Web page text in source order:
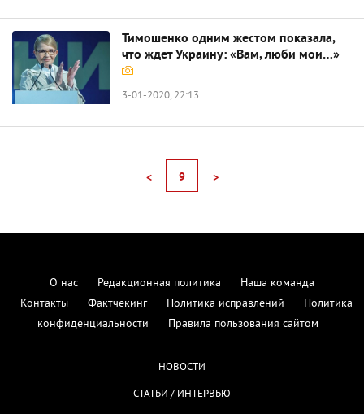
Тимошенко одним жестом показала,
что ждет Украину: «Вам, люби мои…»
3-01-2020, 22:13
< 9 >
О нас Редакционная политика
Наша команда
Контакты
Фактчекинг Политика исправлений
Политика
конфиденциальности
Правила пользования сайтом
НОВОСТИ
СТАТЬИ / ИНТЕРВЬЮ